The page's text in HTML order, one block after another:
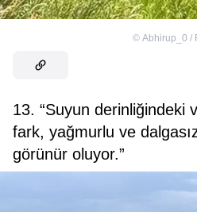
© Abhirup_0 /
13. “Suyun derinliğindeki
fark, yağmurlu ve
görünür oluyor.”